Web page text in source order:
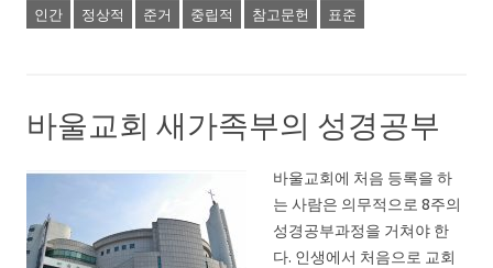
인간 정상적 준거 중립적 참고문헌 표준
바울교회 새가족부의 성경공부
바울교회에 처음 등록을 하
는 사람은 의무적으로 8주의
성경공부과정을 거쳐야 한
다. 인생에서 처음으로 교회